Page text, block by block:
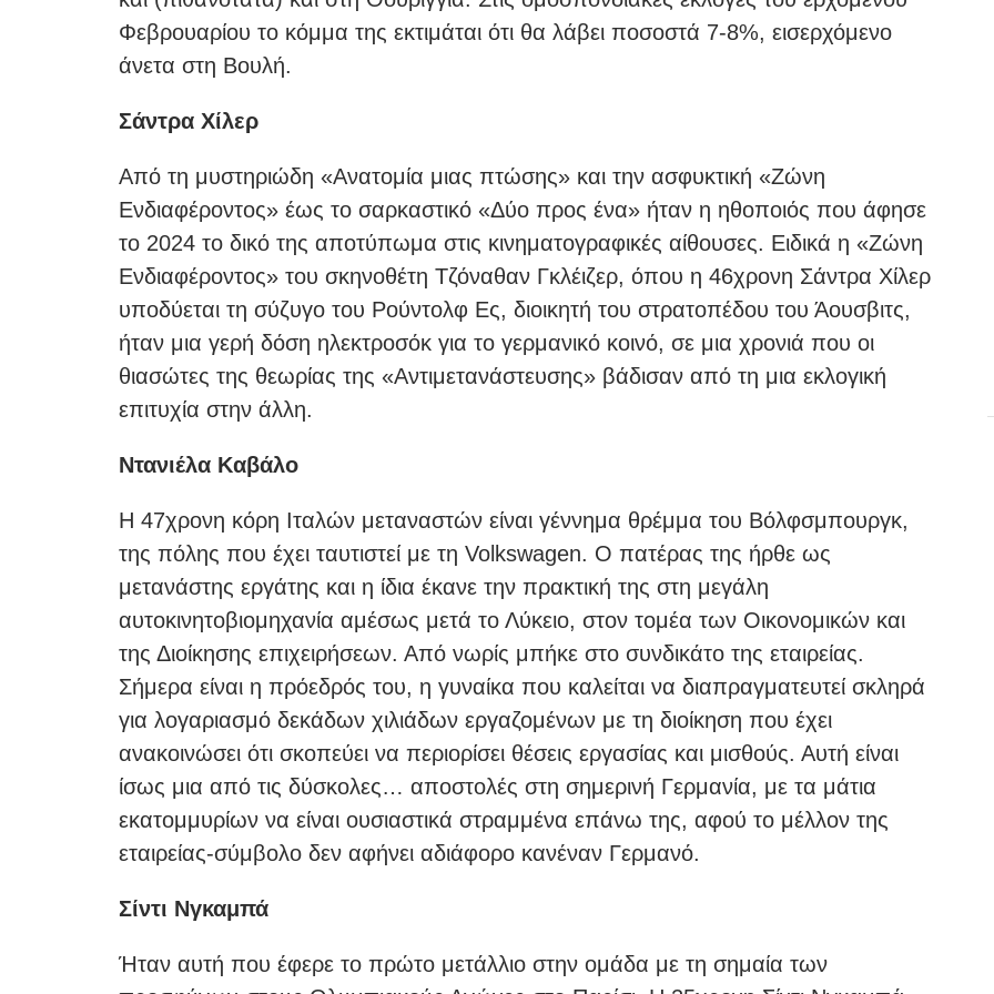
Φεβρουαρίου το κόμμα της εκτιμάται ότι θα λάβει ποσοστά 7-8%, εισερχόμενο
άνετα στη Βουλή.
Σάντρα Χίλερ
Από τη μυστηριώδη «Ανατομία μιας πτώσης» και την ασφυκτική «Ζώνη
Ενδιαφέροντος» έως το σαρκαστικό «Δύο προς ένα» ήταν η ηθοποιός που άφησε
το 2024 το δικό της αποτύπωμα στις κινηματογραφικές αίθουσες. Ειδικά η «Ζώνη
Ενδιαφέροντος» του σκηνοθέτη Τζόναθαν Γκλέιζερ, όπου η 46χρονη Σάντρα Χίλερ
υποδύεται τη σύζυγο του Ρούντολφ Ες, διοικητή του στρατοπέδου του Άουσβιτς,
ήταν μια γερή δόση ηλεκτροσόκ για το γερμανικό κοινό, σε μια χρονιά που οι
θιασώτες της θεωρίας της «Αντιμετανάστευσης» βάδισαν από τη μια εκλογική
επιτυχία στην άλλη.
Nτανιέλα Καβάλο
Η 47χρονη κόρη Ιταλών μεταναστών είναι γέννημα θρέμμα του Βόλφσμπουργκ,
της πόλης που έχει ταυτιστεί με τη Volkswagen. Ο πατέρας της ήρθε ως
μετανάστης εργάτης και η ίδια έκανε την πρακτική της στη μεγάλη
αυτοκινητοβιομηχανία αμέσως μετά το Λύκειο, στον τομέα των Οικονομικών και
της Διοίκησης επιχειρήσεων. Από νωρίς μπήκε στο συνδικάτο της εταιρείας.
Σήμερα είναι η πρόεδρός του, η γυναίκα που καλείται να διαπραγματευτεί σκληρά
για λογαριασμό δεκάδων χιλιάδων εργαζομένων με τη διοίκηση που έχει
ανακοινώσει ότι σκοπεύει να περιορίσει θέσεις εργασίας και μισθούς. Αυτή είναι
ίσως μια από τις δύσκολες… αποστολές στη σημερινή Γερμανία, με τα μάτια
εκατομμυρίων να είναι ουσιαστικά στραμμένα επάνω της, αφού το μέλλον της
εταιρείας-σύμβολο δεν αφήνει αδιάφορο κανέναν Γερμανό.
Σίντι Νγκαμπά
Ήταν αυτή που έφερε το πρώτο μετάλλιο στην ομάδα με τη σημαία των